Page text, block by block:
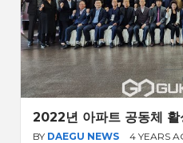
2022년 아파트 공동체 활
BY DAEGU NEWS 4 YEARS